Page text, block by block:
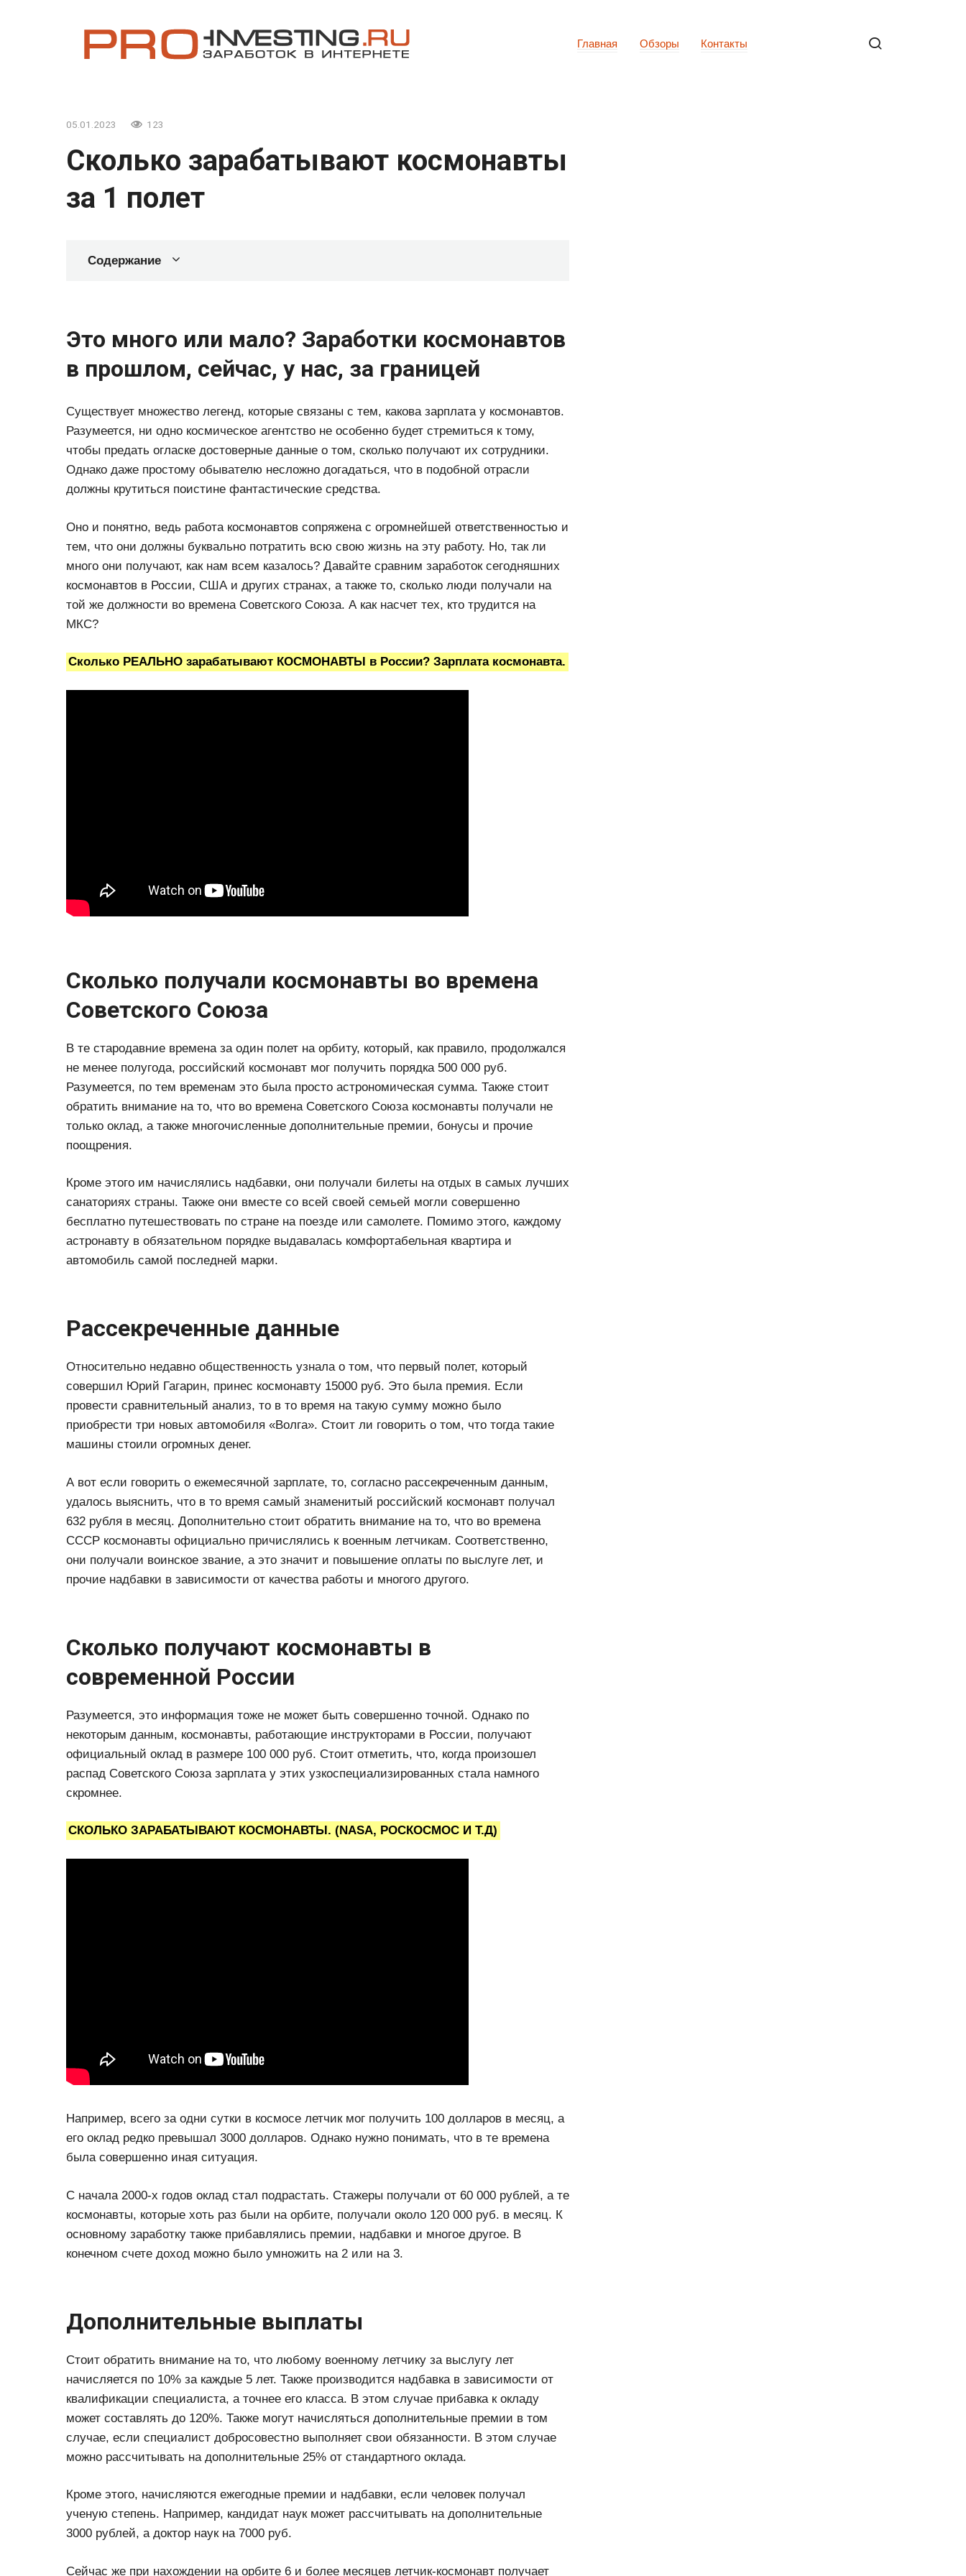
Главная Обзоры Контакты
05.01.2023 123
Сколько зарабатывают космонавты
за 1 полет
Содержание
Это много или мало? Заработки космонавтов
в прошлом, сейчас, у нас, за границей
Существует множество легенд, которые связаны с тем, какова зарплата у космонавтов.
Разумеется, ни одно космическое агентство не особенно будет стремиться к тому,
чтобы предать огласке достоверные данные о том, сколько получают их сотрудники.
Однако даже простому обывателю несложно догадаться, что в подобной отрасли
должны крутиться поистине фантастические средства.
Оно и понятно, ведь работа космонавтов сопряжена с огромнейшей ответственностью и
тем, что они должны буквально потратить всю свою жизнь на эту работу. Но, так ли
много они получают, как нам всем казалось? Давайте сравним заработок сегодняшних
космонавтов в России, США и других странах, а также то, сколько люди получали на
той же должности во времена Советского Союза. А как насчет тех, кто трудится на
МКС?
Сколько РЕАЛЬНО зарабатывают КОСМОНАВТЫ в России? Зарплата космонавта.
Сколько получали космонавты во времена
Советского Союза
В те стародавние времена за один полет на орбиту, который, как правило, продолжался
не менее полугода, российский космонавт мог получить порядка 500 000 руб.
Разумеется, по тем временам это была просто астрономическая сумма. Также стоит
обратить внимание на то, что во времена Советского Союза космонавты получали не
только оклад, а также многочисленные дополнительные премии, бонусы и прочие
поощрения.
Кроме этого им начислялись надбавки, они получали билеты на отдых в самых лучших
санаториях страны. Также они вместе со всей своей семьей могли совершенно
бесплатно путешествовать по стране на поезде или самолете. Помимо этого, каждому
астронавту в обязательном порядке выдавалась комфортабельная квартира и
автомобиль самой последней марки.
Рассекреченные данные
Относительно недавно общественность узнала о том, что первый полет, который
совершил Юрий Гагарин, принес космонавту 15000 руб. Это была премия. Если
провести сравнительный анализ, то в то время на такую сумму можно было
приобрести три новых автомобиля «Волга». Стоит ли говорить о том, что тогда такие
машины стоили огромных денег.
А вот если говорить о ежемесячной зарплате, то, согласно рассекреченным данным,
удалось выяснить, что в то время самый знаменитый российский космонавт получал
632 рубля в месяц. Дополнительно стоит обратить внимание на то, что во времена
СССР космонавты официально причислялись к военным летчикам. Соответственно,
они получали воинское звание, а это значит и повышение оплаты по выслуге лет, и
прочие надбавки в зависимости от качества работы и многого другого.
Сколько получают космонавты в
современной России
Разумеется, это информация тоже не может быть совершенно точной. Однако по
некоторым данным, космонавты, работающие инструкторами в России, получают
официальный оклад в размере 100 000 руб. Стоит отметить, что, когда произошел
распад Советского Союза зарплата у этих узкоспециализированных стала намного
скромнее.
СКОЛЬКО ЗАРАБАТЫВАЮТ КОСМОНАВТЫ. (NASA, РОСКОСМОС И Т.Д)
Например, всего за одни сутки в космосе летчик мог получить 100 долларов в месяц, а
его оклад редко превышал 3000 долларов. Однако нужно понимать, что в те времена
была совершенно иная ситуация.
С начала 2000-х годов оклад стал подрастать. Стажеры получали от 60 000 рублей, а те
космонавты, которые хоть раз были на орбите, получали около 120 000 руб. в месяц. К
основному заработку также прибавлялись премии, надбавки и многое другое. В
конечном счете доход можно было умножить на 2 или на 3.
Дополнительные выплаты
Стоит обратить внимание на то, что любому военному летчику за выслугу лет
начисляется по 10% за каждые 5 лет. Также производится надбавка в зависимости от
квалификации специалиста, а точнее его класса. В этом случае прибавка к окладу
может составлять до 120%. Также могут начисляться дополнительные премии в том
случае, если специалист добросовестно выполняет свои обязанности. В этом случае
можно рассчитывать на дополнительные 25% от стандартного оклада.
Кроме этого, начисляются ежегодные премии и надбавки, если человек получал
ученую степень. Например, кандидат наук может рассчитывать на дополнительные
3000 рублей, а доктор наук на 7000 руб.
Сейчас же при нахождении на орбите 6 и более месяцев летчик-космонавт получает